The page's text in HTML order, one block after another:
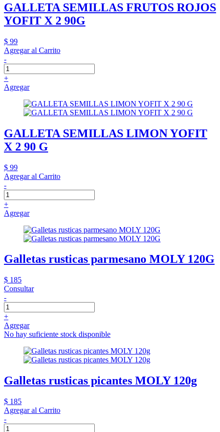
GALLETA SEMILLAS FRUTOS ROJOS
YOFIT X 2 90G
$ 99
Agregar al Carrito
-
+
Agregar
GALLETA SEMILLAS LIMON YOFIT
X 2 90 G
$ 99
Agregar al Carrito
-
+
Agregar
Galletas rusticas parmesano MOLY 120G
$ 185
Consultar
-
+
Agregar
No hay suficiente stock disponible
Galletas rusticas picantes MOLY 120g
$ 185
Agregar al Carrito
-